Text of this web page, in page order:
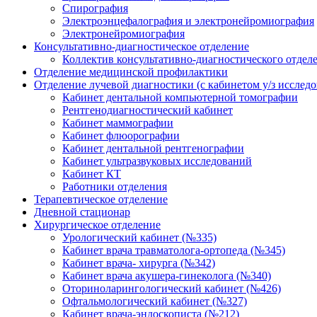
Спирография
Электроэнцефалография и электронейромиография
Электронейромиография
Консультативно-диагностическое отделение
Коллектив консультативно-диагностического
Отделение медицинской профилактики
Отделение лучевой диагностики (с кабинетом у/з
Кабинет дентальной компьютерной томографии
Рентгенодиагностический кабинет
Кабинет маммографии
Кабинет флюорографии
Кабинет дентальной рентгенографии
Кабинет ультразвуковых исследований
Кабинет КТ
Работники отделения
Терапевтическое отделение
Дневной стационар
Хирургическое отделение
Урологический кабинет (№335)
Кабинет врача травматолога-ортопеда (№345)
Кабинет врача- хирурга (№342)
Кабинет врача акушера-гинеколога (№340)
Оториноларингологический кабинет (№426)
Офтальмологический кабинет (№327)
Кабинет врача-эндоскописта (№212)